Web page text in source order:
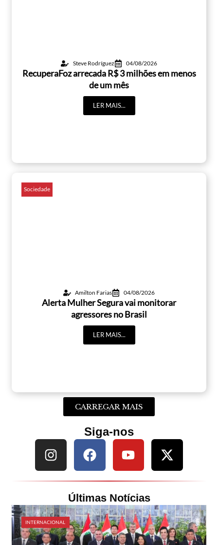
Steve Rodríguez 04/08/2026
RecuperaFoz arrecada R$ 3 milhões em menos
de um mês
LER MAIS...
Sociedade
Amilton Farias 04/08/2026
Alerta Mulher Segura vai monitorar
agressores no Brasil
LER MAIS...
CARREGAR MAIS
Siga-nos
Últimas Notícias
INTERNACIONAL